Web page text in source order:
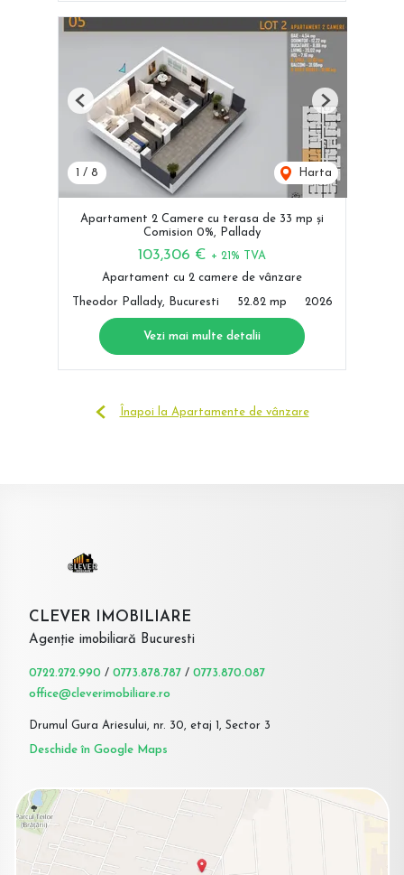
1 / 8 Harta
Previous Next
Apartament 2 Camere cu terasa de 33 mp și
Comision 0%, Pallady
103,306 € + 21% TVA
Apartament cu 2 camere de vânzare
Theodor Pallady, Bucuresti 52.82 mp 2026
Vezi mai multe detalii
Înapoi la Apartamente de vânzare
CLEVER IMOBILIARE
Agenție imobiliară Bucuresti
0722.272.990 / 0773.878.787 / 0773.870.087
office@cleverimobiliare.ro
Drumul Gura Ariesului, nr. 30, etaj 1, Sector 3
Deschide în Google Maps